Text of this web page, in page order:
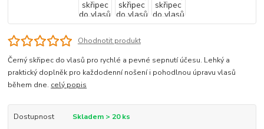
Ohodnotit produkt
Černý skřipec do vlasů pro rychlé a pevné sepnutí účesu. Lehký a
praktický doplněk pro každodenní nošení i pohodlnou úpravu vlasů
během dne. celý popis
Dostupnost Skladem > 20 ks